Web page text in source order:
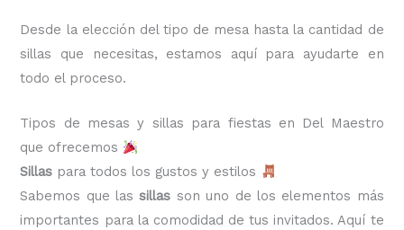
Desde la elección del tipo de mesa hasta la cantidad de
sillas que necesitas, estamos aquí para ayudarte en
todo el proceso.
Tipos de mesas y sillas para fiestas en Del Maestro
que ofrecemos
Sillas para todos los gustos y estilos
Sabemos que lassillas son uno de los elementos más
importantes para la comodidad de tus invitados. Aquí te